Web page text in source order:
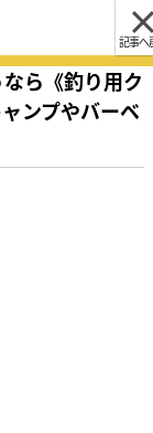
記事へ
ら《釣り用ク
ンプやバーベ